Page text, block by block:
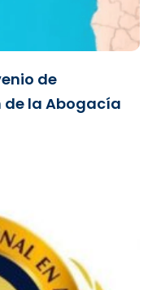
de
de la Abogacía